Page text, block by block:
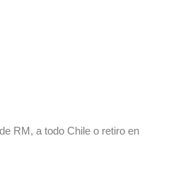
RM, a todo Chile o retiro en